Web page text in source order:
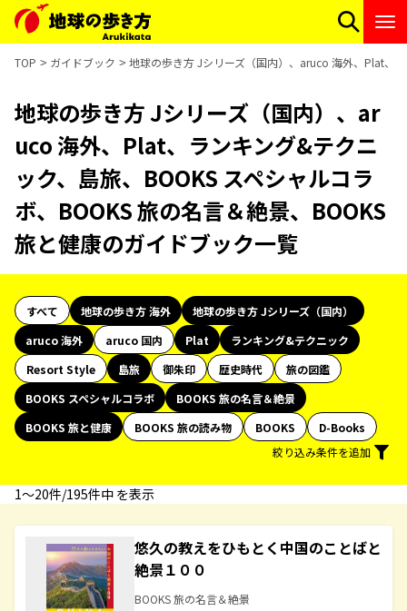
TOP ガイドブック 地球の歩き方 Jシリーズ（国内）、aruco 海外、Plat、
地球の歩き方 Jシリーズ（国内）、ar
uco 海外、Plat、ランキング&テクニ
ック、島旅、BOOKS スペシャルコラ
ボ、BOOKS 旅の名言＆絶景、BOOKS
旅と健康のガイドブック一覧
すべて 地球の歩き方 海外
地球の歩き方 Jシリーズ（国内）
aruco 海外
aruco 国内 Plat
ランキング&テクニック
Resort Style
島旅 御朱印 歴史時代
旅の図鑑
BOOKS スペシャルコラボ
BOOKS 旅の名言＆絶景
BOOKS 旅と健康
BOOKS 旅の読み物 BOOKS
D-Books
絞り込み条件を追加
1〜20件/195件中 を表示
悠久の教えをひもとく中国のことばと
絶景１００
BOOKS 旅の名言＆絶景